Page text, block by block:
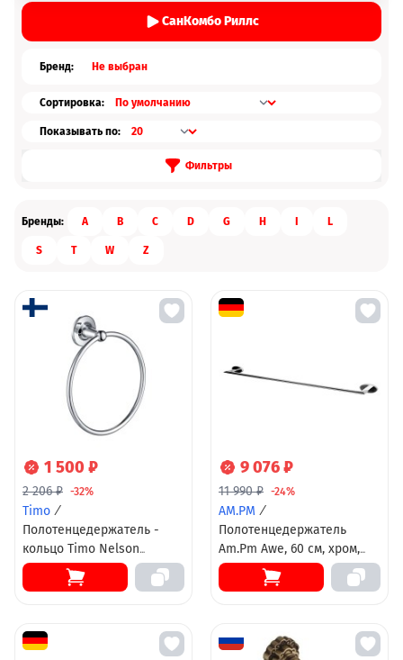
СанКомбо Риллс
Бренд: Не выбран
Сортировка:
Показывать по:
Фильтры
Бренды: A B C D G H L
S T W Z
1 500 ₽
2 206 ₽ -32%
Timo /
Полотенцедержатель -
кольцо Timo Nelson
150050/00, 23.8 см, хром
9 076 ₽
11 990 ₽ -24%
AM.PM /
Полотенцедержатель
Am.Pm Awe, 60 см, хром,
A15346400